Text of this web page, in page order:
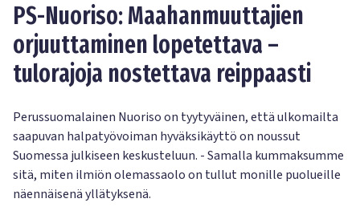
PS-Nuoriso: Maahanmuuttajien
orjuuttaminen lopetettava –
tulorajoja nostettava reippaasti
Perussuomalainen Nuoriso on tyytyväinen, että ulkomailta
saapuvan halpatyövoiman hyväksikäyttö on noussut
Suomessa julkiseen keskusteluun. - Samalla kummaksumme
sitä, miten ilmiön olemassaolo on tullut monille puolueille
näennäisenä yllätyksenä.